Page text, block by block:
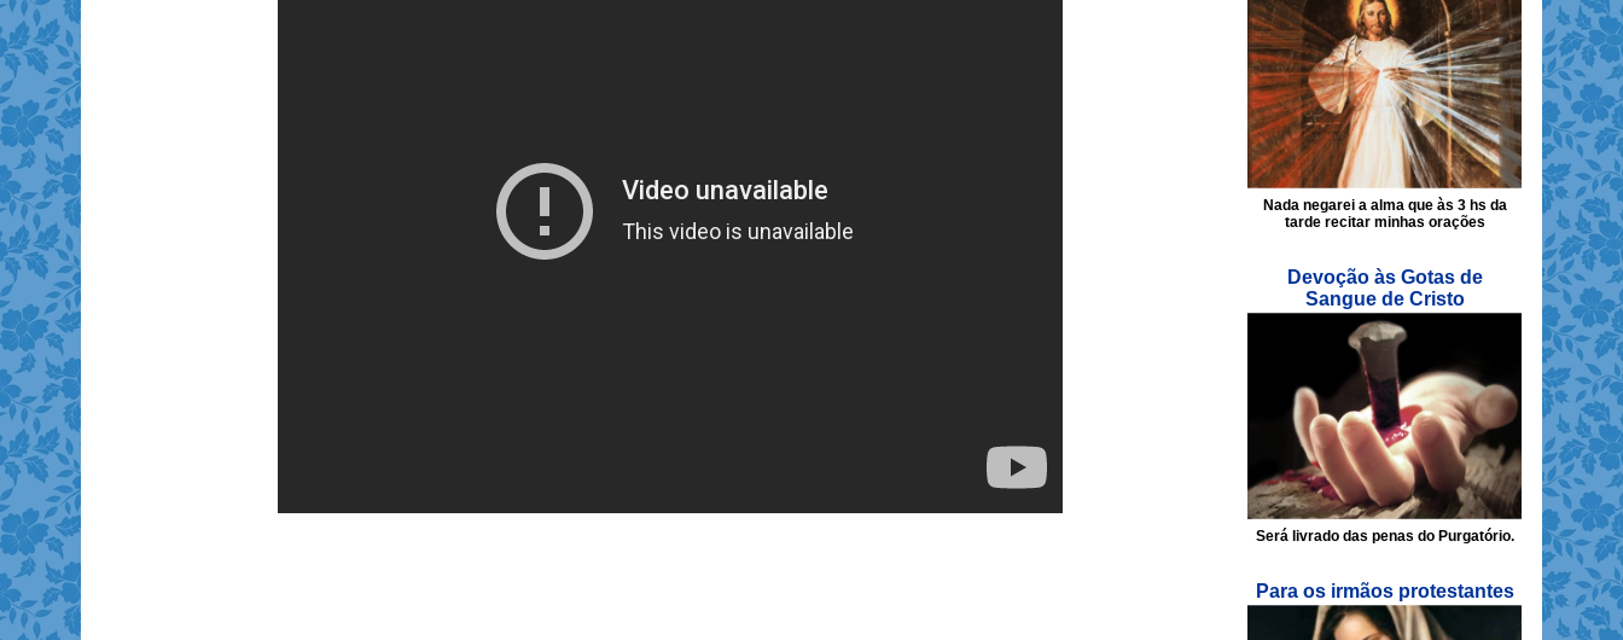
Nada negarei a alma que às 3 hs da
tarde recitar minhas orações
Devoção às Gotas de
Sangue de Cristo
Será livrado das penas do Purgatório.
Para os irmãos protestantes